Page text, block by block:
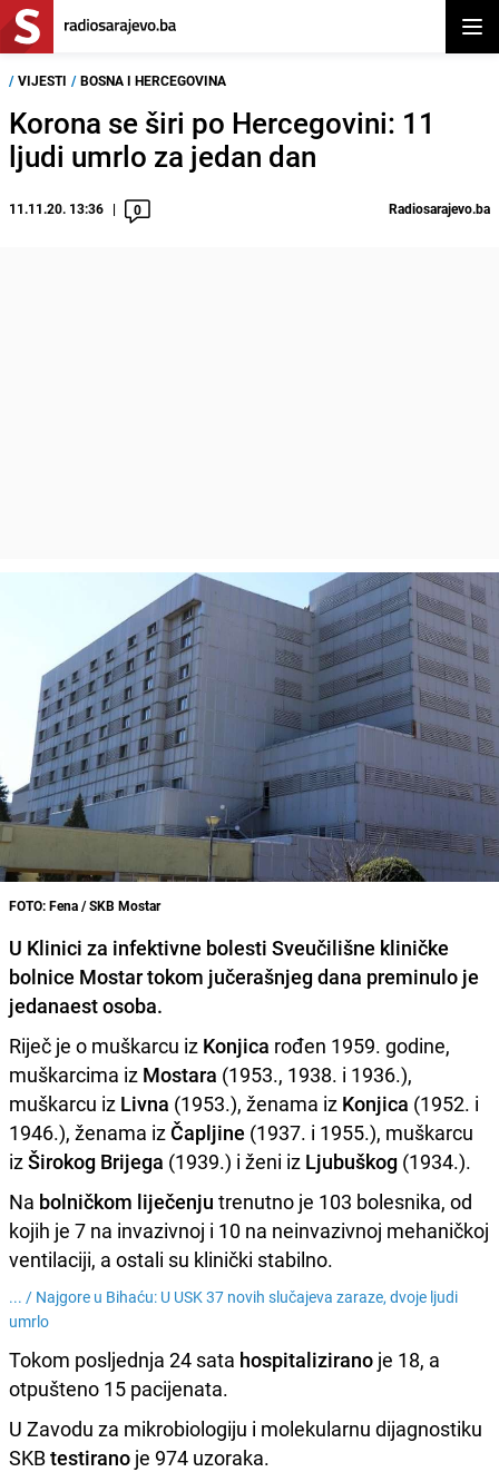
/ VIJESTI / BOSNA I HERCEGOVINA
Korona se širi po Hercegovini: 11
ljudi umrlo za jedan dan
11.11.20. 13:36 0 Radiosarajevo.ba
FOTO: Fena / SKB Mostar
U Klinici za infektivne bolesti Sveučilišne kliničke
bolnice Mostartokom jučerašnjeg dana preminulo je
jedanaest osoba.
Riječ je o muškarcu iz Konjica rođen 1959. godine,
muškarcima iz Mostara (1953., 1938. i 1936.),
muškarcu iz Livna (1953.), ženama iz Konjica (1952. i
1946.), ženama izČapljine (1937. i 1955.), muškarcu
izŠirokog Brijega (1939.) i ženi iz Ljubuškog (1934.).
Na bolničkom liječenju trenutno je 103 bolesnika, od
kojih je 7 na invazivnoj i 10 na neinvazivnoj mehaničkoj
ventilaciji, a ostali su klinički stabilno.
... / Najgore u Bihaću: U USK 37 novih slučajeva zaraze, dvoje ljudi
umrlo
Tokom posljednja 24 sata hospitalizirano je 18, a
otpušteno 15 pacijenata.
U Zavodu za mikrobiologiju i molekularnu dijagnostiku
SKBtestirano je 974 uzoraka.